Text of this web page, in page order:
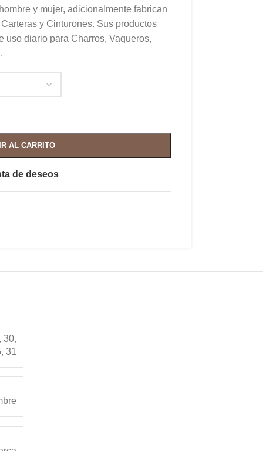
y mujer, adicionalmente fabrican
y Cinturones. Sus productos
uso diario para Charros, Vaqueros,
AL CARRITO
de deseos
30,
, 31